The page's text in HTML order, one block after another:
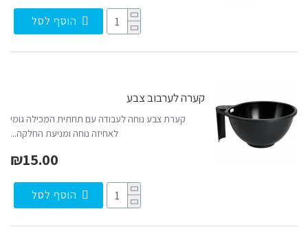
הוסף לסל
קערה לערבוב צבע
קערת צבע נוחה לעבודה עם תחתית המכילה גומי
לאחיזה נוחה ומניעת החלקה...
₪15.00
הוסף לסל